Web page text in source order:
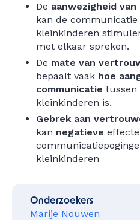
De aanwezigheid
kan de
kleinkinderen
met elkaar spreken.
De mate van
bepaalt vaak hoe
communicatie tussen
kleinkinderen is.
Gebrek aan
kan negatieve
kleinkinderen
Onderzoekers
Marije Nouwen